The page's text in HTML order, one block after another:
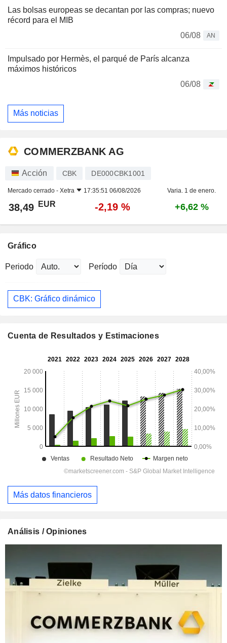
Las bolsas europeas se decantan por las compras; nuevo
récord para el MIB
06/08
AN
Impulsado por Hermès, el parqué de París alcanza
máximos históricos
06/08
Más noticias
COMMERZBANK AG
Acción CBK DE000CBK1001
Mercado cerrado - Xetra 17:35:51 06/08/2026 Varia. 1 de enero.
38,49 EUR -2,19 % +6,62 %
Gráfico
Periodo Período
CBK: Gráfico dinámico
Cuenta de Resultados y Estimaciones
Más datos financieros
Análisis / Opiniones